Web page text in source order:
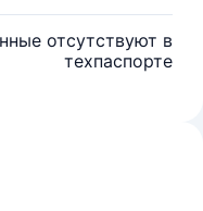
отсутствуют в
техпаспорте